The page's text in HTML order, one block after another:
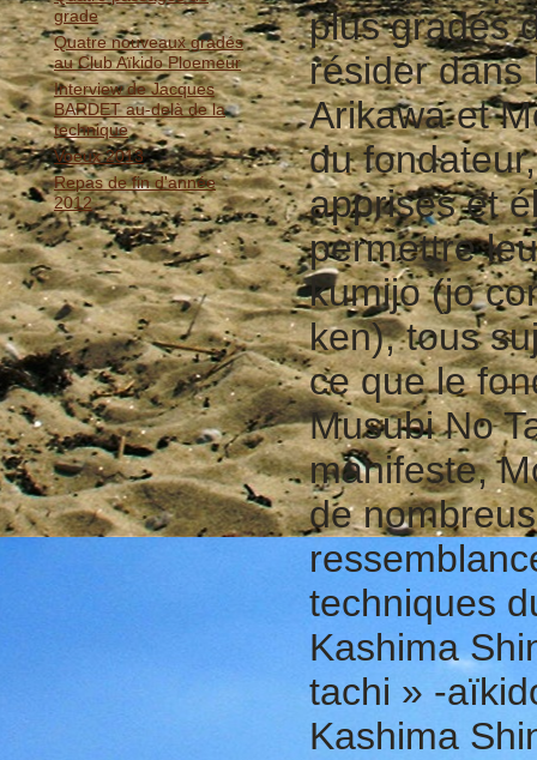
grade
Quatre nouveaux gradés
au Club Aïkido Ploemeur
Interview de Jacques
BARDET au-delà de la
technique
Voeux 2013
Repas de fin d'année
2012
plus gradés
résider dans
Arikawa et
du
apprises et
permettre
kumijo (jo
ken), tous
ce que le
Musubi No
manifeste,
de
techniques
Kashima
tachi » -
Kashima